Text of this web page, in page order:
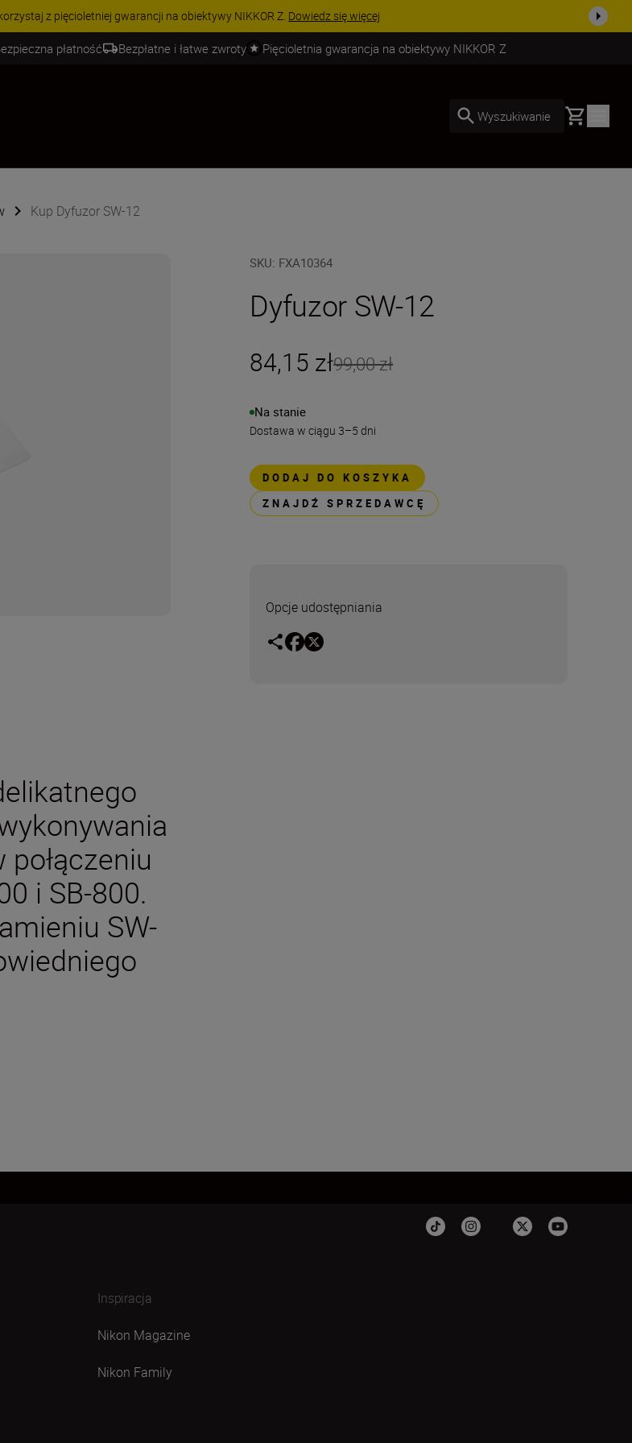
na wybranych akcesoriach i skompletuj swój zestaw już dzisiaj!KUP TERAZ
płatność Bezpłatne i łatwe zwroty Pięcioletnia gwarancja na obiektywy NIKKOR Z
Wyszukiwanie Basket
Kup Dyfuzor SW-12
SKU: FXA10364
Dyfuzor SW-12
84,15 zł99,00 zł
Na stanie
Dostawa w ciągu 3–5 dni
DODAJ DO KOSZYKA
ZNAJDŹ SPRZEDAWCĘ
Opcje udostępniania
i SB-800.
SW-
Inspiracja
Nikon Magazine
Nikon Family